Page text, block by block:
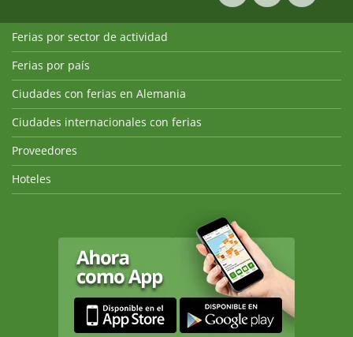
Ferias por sector de actividad
Ferias por país
Ciudades con ferias en Alemania
Ciudades internacionales con ferias
Proveedores
Hoteles